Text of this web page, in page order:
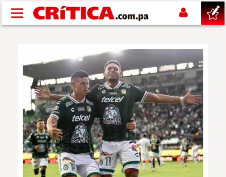
Pasar al contenido principal
SUCESOS
NACIONAL
POLÍTICA
SHOW